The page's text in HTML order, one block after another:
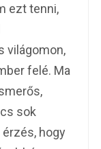
ezt tenni,
világomon,
felé. Ma
sok
hogy